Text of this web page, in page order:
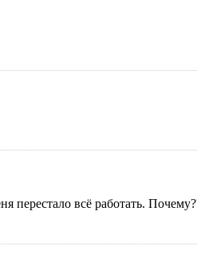
перестало всё работать.